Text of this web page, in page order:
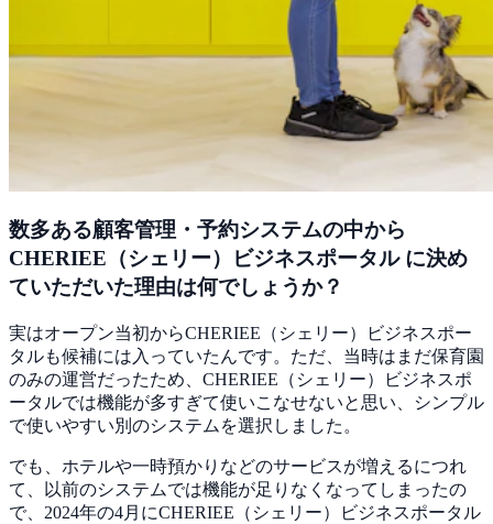
数多ある顧客管理・予約システムの中から
CHERIEE（シェリー）ビジネスポータル に決め
ていただいた理由は何でしょうか？
実はオープン当初からCHERIEE（シェリー）ビジネスポー
タルも候補には入っていたんです。ただ、当時はまだ保育園
のみの運営だったため、CHERIEE（シェリー）ビジネスポ
ータルでは機能が多すぎて使いこなせないと思い、シンプル
で使いやすい別のシステムを選択しました。
でも、 ホテルや一時預かりなどのサービスが増えるにつれ
て、以前のシステムでは機能が足りなくなってしまったの
で、2024年の4月にCHERIEE（シェリー）ビジネスポータル